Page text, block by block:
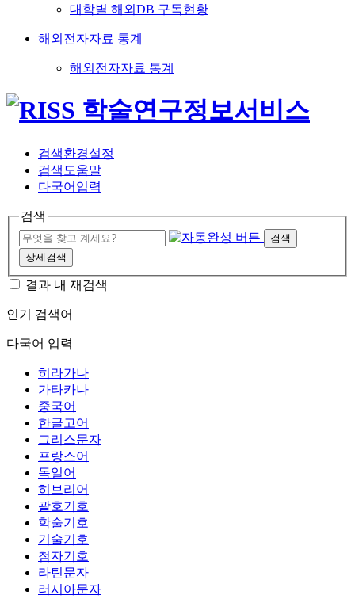
대학별 해외DB 구독현황
해외전자자료 통계
해외전자자료 통계
검색환경설정
검색도움말
다국어입력
검색
검색
상세검색
결과 내 재검색
인기 검색어
다국어 입력
히라가나
가타카나
중국어
한글고어
그리스문자
프랑스어
독일어
히브리어
괄호기호
학술기호
기술기호
첨자기호
라틴문자
러시아문자